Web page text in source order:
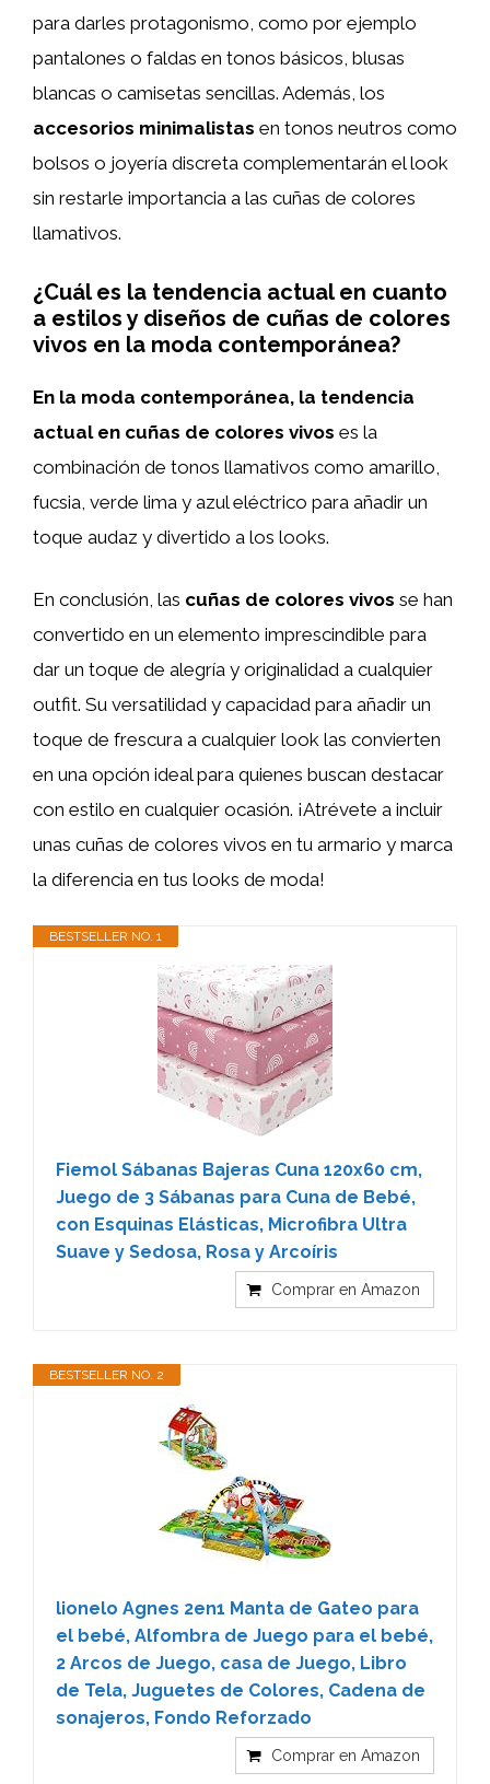
para darles protagonismo, como por ejemplo
pantalones o faldas en tonos básicos, blusas
blancas o camisetas sencillas. Además, los
accesorios minimalistas en tonos neutros como
bolsos o joyería discreta complementarán el look
sin restarle importancia a las cuñas de colores
llamativos.
¿Cuál es la tendencia actual en cuanto
a estilos y diseños de cuñas de colores
vivos en la moda contemporánea?
En la moda contemporánea, la tendencia
actual en cuñas de colores vivos es la
combinación de tonos llamativos como amarillo,
fucsia, verde lima y azul eléctrico para añadir un
toque audaz y divertido a los looks.
En conclusión, las cuñas de colores vivos se han
convertido en un elemento imprescindible para
dar un toque de alegría y originalidad a cualquier
outfit. Su versatilidad y capacidad para añadir un
toque de frescura a cualquier look las convierten
en una opción ideal para quienes buscan destacar
con estilo en cualquier ocasión. ¡Atrévete a incluir
unas cuñas de colores vivos en tu armario y marca
la diferencia en tus looks de moda!
BESTSELLER NO. 1
Fiemol Sábanas Bajeras Cuna 120x60 cm,
Juego de 3 Sábanas para Cuna de Bebé,
con Esquinas Elásticas, Microfibra Ultra
Suave y Sedosa, Rosa y Arcoíris
Comprar en Amazon
BESTSELLER NO. 2
lionelo Agnes 2en1 Manta de Gateo para
el bebé, Alfombra de Juego para el bebé,
2 Arcos de Juego, casa de Juego, Libro
de Tela, Juguetes de Colores, Cadena de
sonajeros, Fondo Reforzado
Comprar en Amazon